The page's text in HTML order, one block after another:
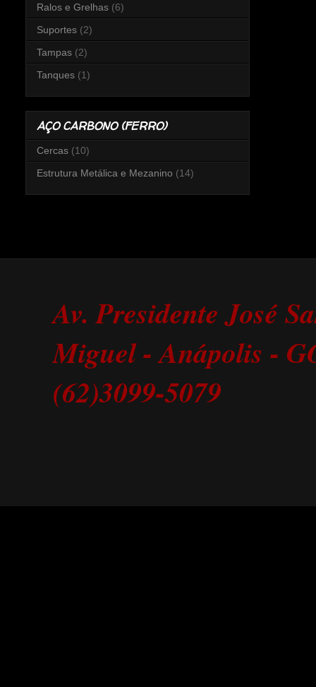
Ralos e Grelhas (6)
Suportes (2)
Tampas (2)
Tanques (1)
AÇO CARBONO (FERRO)
Cercas (10)
Estrutura Metálica e Mezanino (14)
Av. Presidente José
Miguel - Anápolis -
(62)3099-5079